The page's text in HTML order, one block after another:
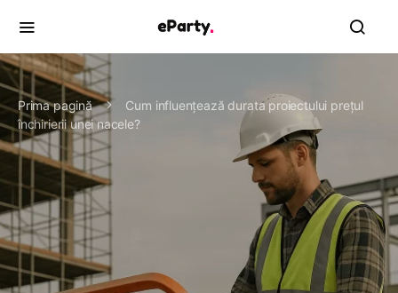
Prima pagină
Cum influențează durata proiectului prețul
închirierii unei nacele?